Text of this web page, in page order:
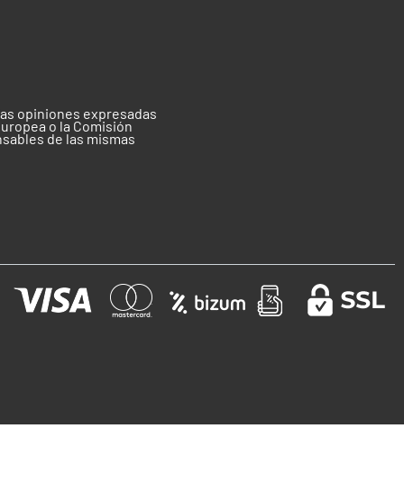
opiniones expresadas
o la Comisión
de las mismas